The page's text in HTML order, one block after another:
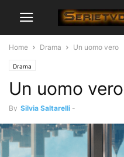
Home Drama Un uomo vero
Drama
Un uomo vero
By Silvia Saltarelli -